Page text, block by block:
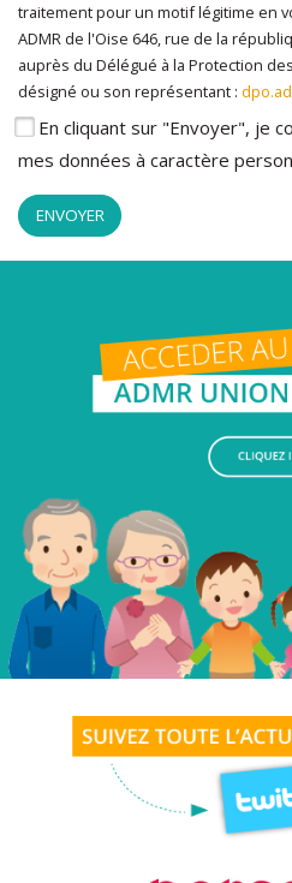
traitement pour un motif légitime en
ADMR de l'Oise 646, rue de la
auprès du Délégué à la Protection
désigné ou son représentant :
En cliquant sur "Envoyer", je
mes données à caractère